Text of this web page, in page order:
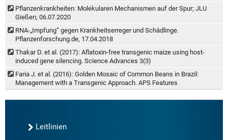
Pflanzenkrankheiten: Molekularen Mechanismen auf der Spur; JLU
Gießen; 06.07.2020
RNA-„Impfung“ gegen Krankheitserreger und Schädlinge.
Pflanzenforschung.de, 17.04.2018
Thakar D. et al. (2017): Aflatoxin-free transgenic maize using host-
induced gene silencing. Science Advances 3(3)
Faria J. et al. (2016): Golden Mosaic of Common Beans in Brazil:
Management with a Transgenic Approach. APS Features
Leitlinien